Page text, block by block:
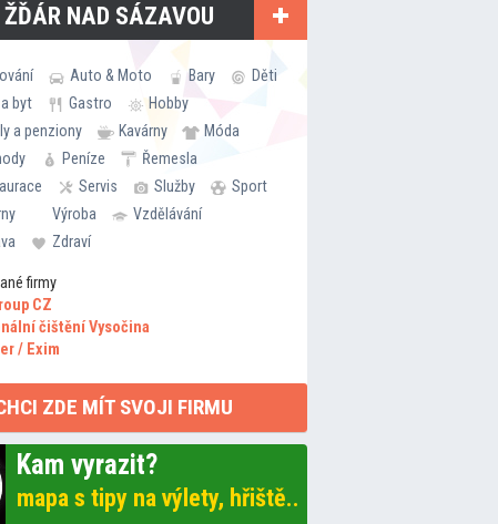
NAD SÁZAVOU
Auto & Moto Bary
Děti
byt
Gastro
Hobby
a penziony
Kavárny
Móda
Peníze
Řemesla
Servis Služby
Sport
Výroba
Vzdělávání
Zdraví
firmy
CZ
čištění Vysočina
/ Exim
ZDE MÍT SVOJI FIRMU
Kam vyrazit?
mapa s tipy na výlety, hřiště..